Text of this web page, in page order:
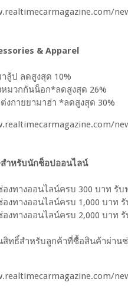
& Apparel
ป ลดสูงสุด 10%
มวกกันน็อก*ลดสูงสุด 26%
ต่งกายยามาฮ่า *ลดสูงสุด 30%
ำหรับนักช็อปออนไลน์
งทางออนไลน์ครบ 300 บาท รั
งทางออนไลน์ครบ 1,000 บาท
งทางออนไลน์ครบ 2,000 บาท
ทธิ์สำหรับลูกค้าที่ซื้อสินค้าผ่านช่